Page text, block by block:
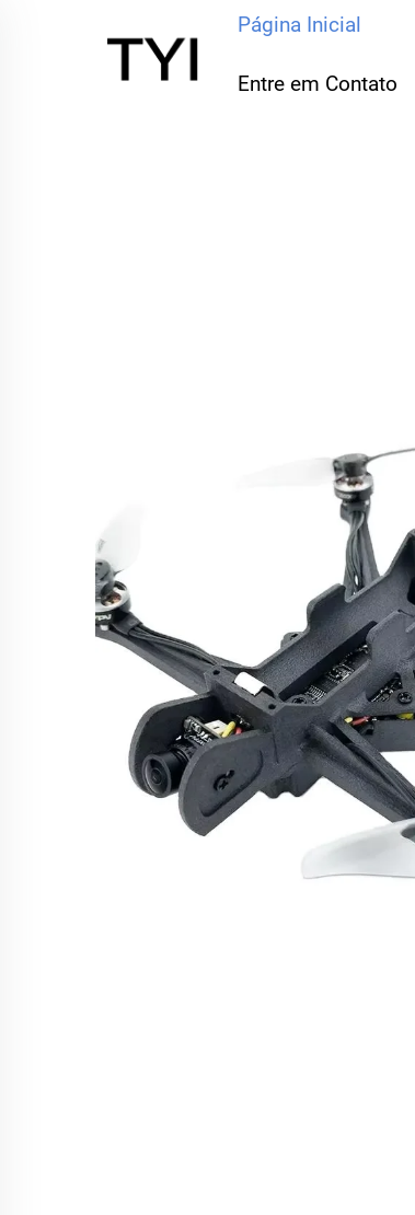
Página Inicial
Entre em Contato